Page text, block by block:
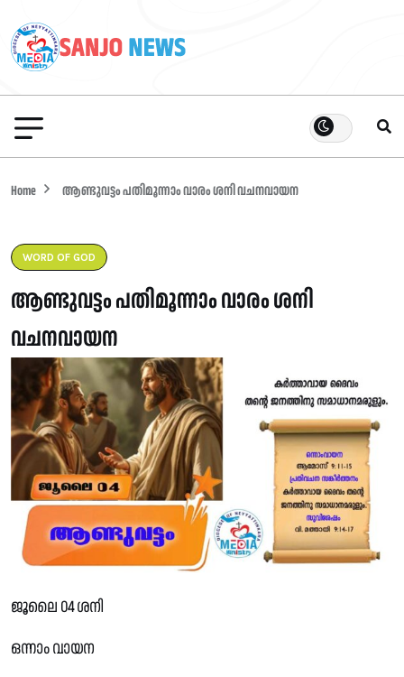
Home ആണ്ടുവട്ടം പതിമൂന്നാം വാരം ശനി വചനവായന
WORD OF GOD
ആണ്ടുവട്ടം പതിമൂന്നാം വാരം ശനി
വചനവായന
ജൂലൈ 04 ശനി
ഒന്നാം വായന